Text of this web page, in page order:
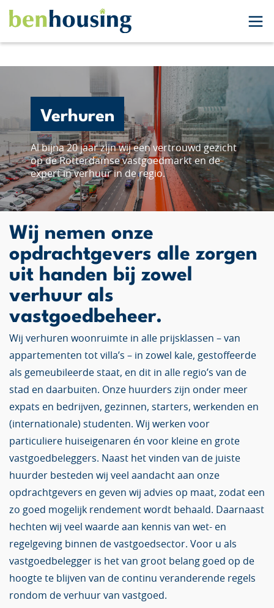
Verhuren
Al bijna 20 jaar zijn wij een vertrouwd gezicht
op de Rotterdamse vastgoedmarkt en de
expert in verhuur in de regio.
Wij nemen onze
opdrachtgevers alle zorgen
uit handen bij zowel
verhuur als
vastgoedbeheer.
Wij verhuren woonruimte in alle prijsklassen – van
appartementen tot villa’s – in zowel kale, gestoffeerde
als gemeubileerde staat, en dit in alle regio’s van de
stad en daarbuiten. Onze huurders zijn onder meer
expats en bedrijven, gezinnen, starters, werkenden en
(internationale) studenten. Wij werken voor
particuliere huiseigenaren én voor kleine en grote
vastgoedbeleggers. Naast het vinden van de juiste
huurder besteden wij veel aandacht aan onze
opdrachtgevers en geven wij advies op maat, zodat een
zo goed mogelijk rendement wordt behaald. Daarnaast
hechten wij veel waarde aan kennis van wet- en
regelgeving binnen de vastgoedsector. Voor u als
vastgoedbelegger is het van groot belang goed op de
hoogte te blijven van de continu veranderende regels
rondom de verhuur van vastgoed.